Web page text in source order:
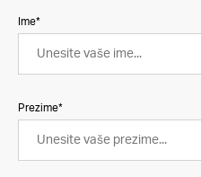
Ime*
Prezime*